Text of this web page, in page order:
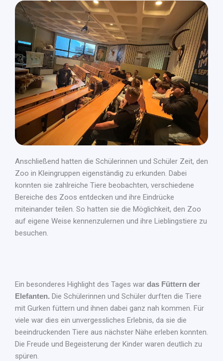
Anschließend hatten die Schülerinnen und Schüler Zeit, den
Zoo in Kleingruppen eigenständig zu erkunden. Dabei
konnten sie zahlreiche Tiere beobachten, verschiedene
Bereiche des Zoos entdecken und ihre Eindrücke
miteinander teilen. So hatten sie die Möglichkeit, den Zoo
auf eigene Weise kennenzulernen und ihre Lieblingstiere zu
besuchen.
Ein besonderes Highlight des Tages war das Füttern der
Elefanten. Die Schülerinnen und Schüler durften die Tiere
mit Gurken füttern und ihnen dabei ganz nah kommen. Für
viele war dies ein unvergessliches Erlebnis, da sie die
beeindruckenden Tiere aus nächster Nähe erleben konnten.
Die Freude und Begeisterung der Kinder waren deutlich zu
spüren.